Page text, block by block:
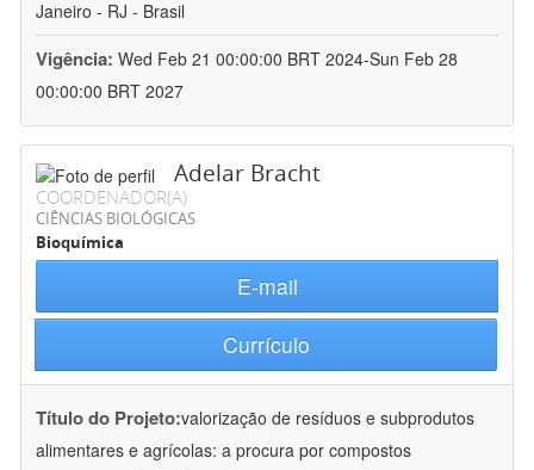
Janeiro - RJ - Brasil
Vigência: Wed Feb 21 00:00:00 BRT 2024-Sun Feb 28
00:00:00 BRT 2027
Adelar Bracht
COORDENADOR(A)
CIÊNCIAS BIOLÓGICAS
Bioquímica
E-mail
Currículo
Título do Projeto:valorização de resíduos e subprodutos
alimentares e agrícolas: a procura por compostos